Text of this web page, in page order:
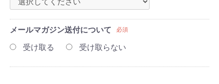
メールマガジン送付について 必須
受け取る 受け取らない